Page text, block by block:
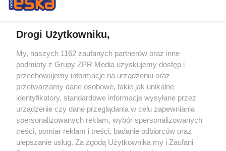
Żaden utwór zamieszczony w serwisie nie może być powielany i
rozpowszechniany lub dalej rozpowszechniany w jakikolwiek sposób (w
tym także elektroniczny lub mechaniczny) na jakimkolwiek polu
eksploatacji w jakiejkolwiek formie, włącznie z umieszczaniem w Internecie
bez pisemnej zgody właściciela praw. Jakiekolwiek użycie lub
wykorzystanie utworów w całości lub w części z naruszeniem prawa, tzn.
bez właściwej zgody, jest zabronione pod groźbą kary i może być ścigane
prawnie.
Drogi Użytkowniku,
My, naszych 1162 zaufanych partnerów oraz inne
podmioty z Grupy ZPR Media uzyskujemy dostęp i
przechowujemy informacje na urządzeniu oraz
przetwarzamy dane osobowe, takie jak unikalne
identyfikatory, standardowe informacje wysyłane przez
urządzenie czy dane przeglądania w celu zapewniania
spersonalizowanych reklam, wybór spersonalizowanych
treści, pomiar reklam i treści, badanie odbiorców oraz
ulepszanie usług. Za zgodą Użytkownika my i Zaufani